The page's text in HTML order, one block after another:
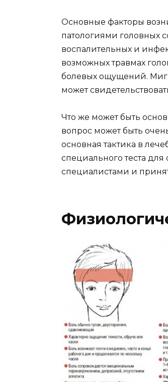
Основные факторы
патологиями головных
воспалительных и
возможных травмах
болевых ощущений.
может
Что же может быть
вопрос может быть
основная тактика в
специального теста
специалистами и